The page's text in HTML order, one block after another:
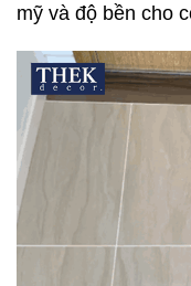
mỹ và độ bền cho